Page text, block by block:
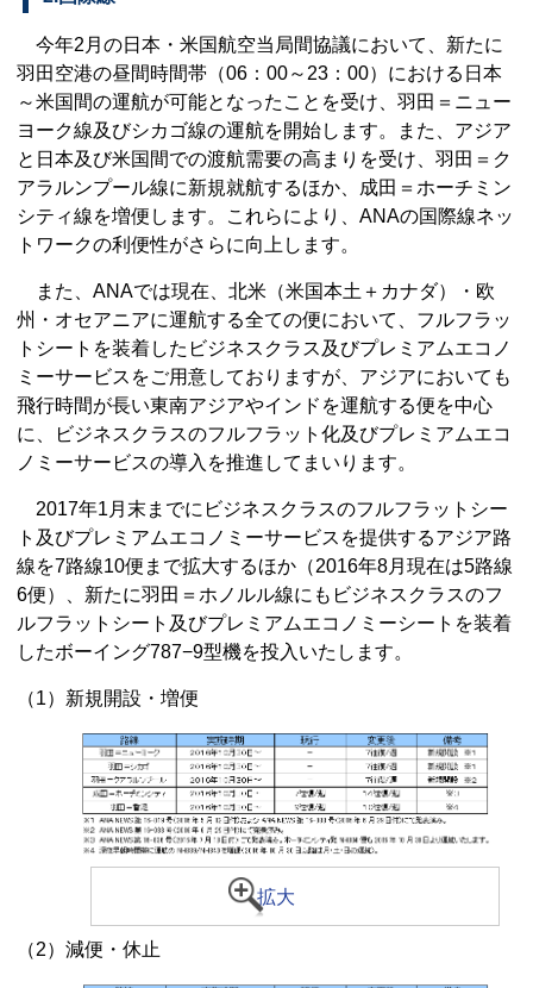
今年2月の日本・米国航空当局間協議において、新たに
羽田空港の昼間時間帯（06：00～23：00）における日本
～米国間の運航が可能となったことを受け、羽田＝ニュー
ヨーク線及びシカゴ線の運航を開始します。また、アジア
と日本及び米国間での渡航需要の高まりを受け、羽田＝ク
アラルンプール線に新規就航するほか、成田＝ホーチミン
シティ線を増便します。これらにより、ANAの国際線ネッ
トワークの利便性がさらに向上します。
また、ANAでは現在、北米（米国本土＋カナダ）・欧
州・オセアニアに運航する全ての便において、フルフラッ
トシートを装着したビジネスクラス及びプレミアムエコノ
ミーサービスをご用意しておりますが、アジアにおいても
飛行時間が長い東南アジアやインドを運航する便を中心
に、ビジネスクラスのフルフラット化及びプレミアムエコ
ノミーサービスの導入を推進してまいります。
2017年1月末までにビジネスクラスのフルフラットシー
ト及びプレミアムエコノミーサービスを提供するアジア路
線を7路線10便まで拡大するほか（2016年8月現在は5路線
6便）、新たに羽田＝ホノルル線にもビジネスクラスのフ
ルフラットシート及びプレミアムエコノミーシートを装着
したボーイング787−9型機を投入いたします。
（1）新規開設・増便
拡大
（2）減便・休止